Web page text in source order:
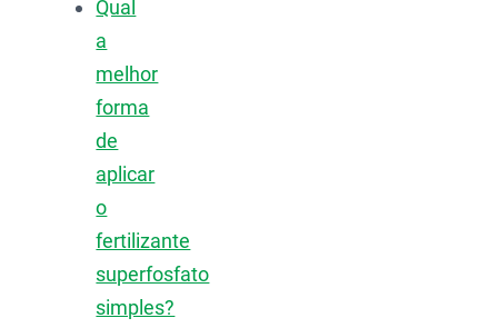
Qual
a
melhor
forma
de
aplicar
o
fertilizante
superfosfato
simples?